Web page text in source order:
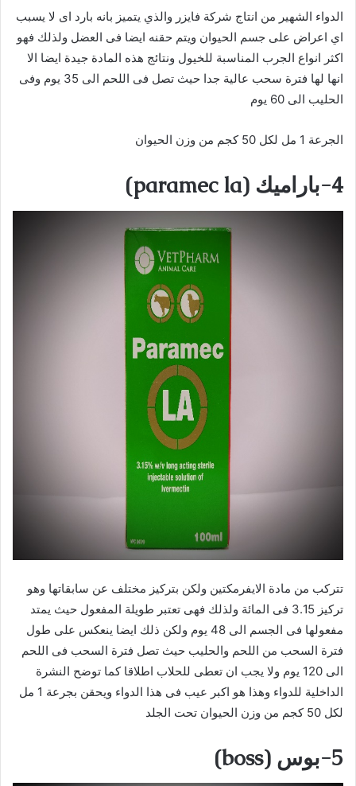
الدواء الشهير من انتاج شركة فايزر والذي يتميز بانه بارد اى لا يسبب
اي اعراض على جسم الحيوان ويتم حقنه ايضا فى العضل ولذلك فهو
اكثر انواع الجرب المناسبة للخيول ونتائج هذه المادة جيدة ايضا الا
انها
لها فترة سحب عالية جدا حيث تصل فى اللحم الى 35 يوم وفى
الحليب الى 60 يوم
الجرعة 1 مل لكل 50 كجم من وزن الحيوان
4-باراميك (
paramecla)
تتركب من مادة الايفرمكتين ولكن بتركيز مختلف عن سابقاتها وهو
تركيز 3.15 فى المائة ولذلك فهى تعتبر طويلة المفعول حيث يمتد
مفعولها فى الجسم الى 48 يوم ولكن ذلك ايضا ينعكس على طول
فترة السحب من اللحم والحليب حيث تصل فترة السحب فى اللحم
الى 120 يوم ولا يجب ان تعطى للحلاب اطلاقا كما توضح النشرة
الداخلية للدواء وهذا هو اكبر عيب فى هذا الدواء ويحقن بجرعة 1 مل
لكل 50 كجم من وزن الحيوان
تحت الجلد
5-بوس (boss)